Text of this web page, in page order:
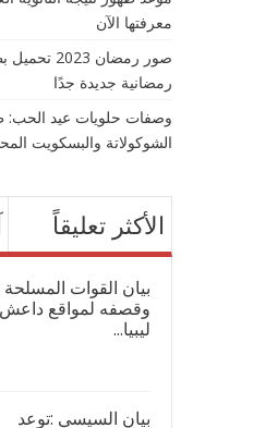
معرفتها الآن
صور رمضان
رمضانية جديدة جدًا
وصفات حلويات عيد الحب:
الشوكولاتة والبسكويت
الأكثر تعليقاً
بيان القوات المسلحة
وقصفه لمواقع
ليبيا...
بيان السيسي :توعد